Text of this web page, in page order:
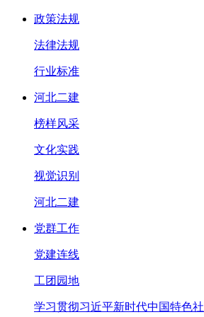
政策法规
法律法规
行业标准
河北二建
榜样风采
文化实践
视觉识别
河北二建
党群工作
党建连线
工团园地
学习贯彻习近平新时代中国特色